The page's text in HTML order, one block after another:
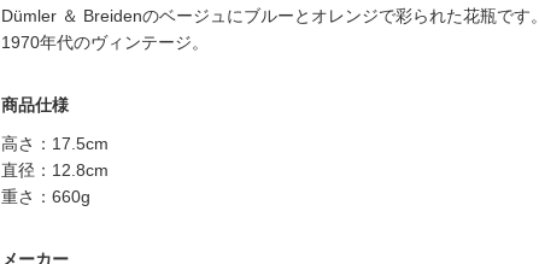
Dümler ＆ Breidenのベージュにブルーとオレンジで彩られた花瓶です。
1970年代のヴィンテージ。
商品仕様
高さ：17.5cm
直径：12.8cm
重さ：660g
メーカー